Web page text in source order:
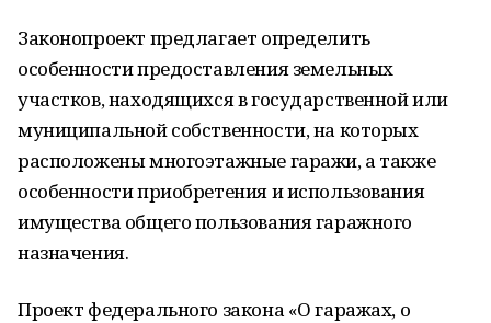
Законопроект предлагает определить
особенности предоставления земельных
участков, находящихся в государственной или
муниципальной собственности, на которых
расположены многоэтажные гаражи, а также
особенности приобретения и использования
имущества общего пользования гаражного
назначения.
Проект федерального закона «О гаражах, о